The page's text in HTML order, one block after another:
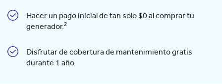
Hacer un pago inicial de tan solo $0 al comprar tu
generador.2
Disfrutar de cobertura de mantenimiento gratis
durante 1 año.